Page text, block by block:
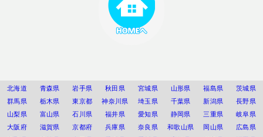
北海道 青森県 岩手県 秋田県 宮城県 山形県 福島県
茨城県
群馬県
栃木県 東京都 神奈川県 埼玉県 千葉県 新潟県
長野県
山梨県
富山県 石川県 福井県 愛知県 静岡県 三重県
岐阜県
大阪府
滋賀県 京都府 兵庫県 奈良県 和歌山県 岡山県
広島県